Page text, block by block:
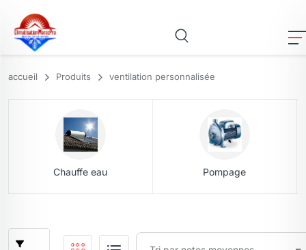
accueil Produits ventilation personnalisée
Chauffe eau Pompage